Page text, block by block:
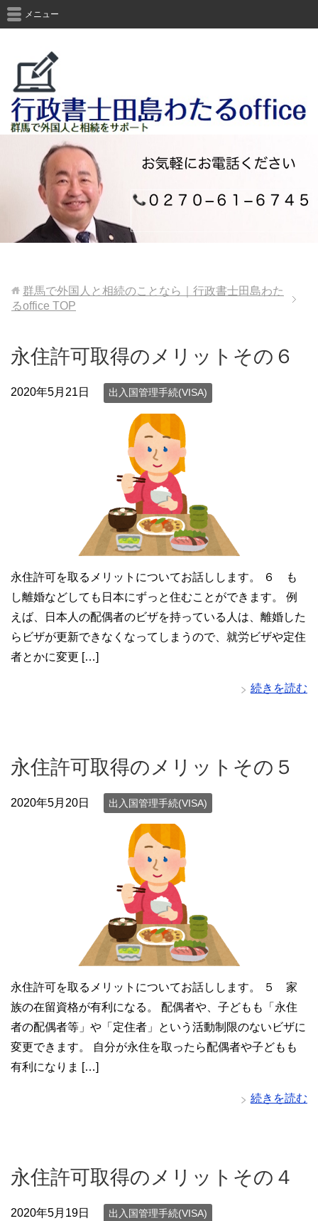
メニュー
群馬で外国人と相続のことなら｜行政書士田島わた
るoffice TOP
永住許可取得のメリットその６
2020年5月21日 出入国管理手続(VISA)
永住許可を取るメリットについてお話しします。 ６ も
し離婚などしても日本にずっと住むことができます。 例
えば、日本人の配偶者のビザを持っている人は、離婚した
らビザが更新できなくなってしまうので、就労ビザや定住
者とかに変更 […]
続きを読む
永住許可取得のメリットその５
2020年5月20日 出入国管理手続(VISA)
永住許可を取るメリットについてお話しします。 ５ 家
族の在留資格が有利になる。 配偶者や、子どもも「永住
者の配偶者等」や「定住者」という活動制限のないビザに
変更できます。 自分が永住を取ったら配偶者や子どもも
有利になりま […]
続きを読む
永住許可取得のメリットその４
2020年5月19日 出入国管理手続(VISA)